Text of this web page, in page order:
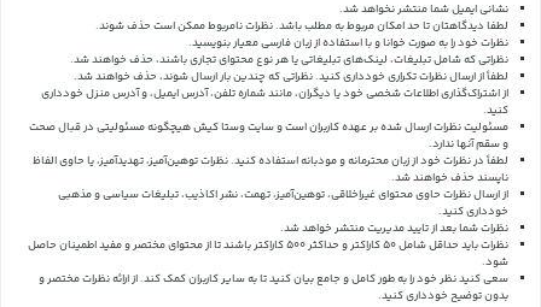
نشانی ایمیل شما منتشر نخواهد شد.
لطفا دیدگاهتان تا حد امکان مربوط به مطلب باشد. نظرات نامربوط ممکن است حذف شوند.
نظرات خود را به صورت خوانا و با استفاده از زبان فارسی معیار بنویسید.
نظراتی که شامل تبلیغات، لینک‌های تبلیغاتی یا هر نوع محتوای تجاری باشند، حذف خواهند شد.
لطفاً از ارسال نظرات تکراری خودداری کنید. نظراتی که چندین بار ارسال شوند، حذف خواهند شد.
از اشتراک‌گذاری اطلاعات شخصی خود یا دیگران، مانند شماره تلفن، آدرس ایمیل، و آدرس منزل خودداری
کنید.
مسئولیت نظرات ارسال شده بر عهده کاربران است و سایت وستا کیش هیچگونه مسئولیتی در قبال صحت
و سقم آنها ندارد.
لطفاً در نظرات خود از زبان محترمانه و مودبانه استفاده کنید. نظرات توهین‌آمیز، تهدیدآمیز، یا حاوی الفاظ
ناپسند حذف خواهند شد.
از ارسال نظرات حاوی محتوای غیراخلاقی، توهین‌آمیز، تهمت، نشر اکاذیب، تبلیغات سیاسی و مذهبی
خودداری کنید.
نظرات شما بعد از تایید مدیریت منتشر خواهد شد.
نظرات باید حداقل شامل 50 کاراکتر و حداکثر 500 کاراکتر باشند تا از محتوای مختصر و مفید اطمینان حاصل
شود.
سعی کنید نظر خود را به طور کامل و جامع بیان کنید تا به سایر کاربران کمک کند.از ارائه نظرات مختصر و
بدون توضیح خودداری کنید.